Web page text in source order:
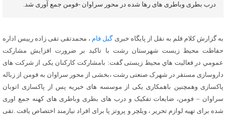
درب بطری وباطری های رها شده در محور سراوان -فومن جمع آوری شد.
به گزارش کلام قلم به نقل از پایگاه خبریگیل فام ، محمدتقی تقی زاده رییس اداره
حفاظت محیط زیست شهرستان رشت با تاکید بر ضرورت افزايش مشاركت
عمومي در فعاليت هاي محیط زیستی گفت: بامشارکت کارکنان یکی از شرکت های
داروسازی مستقر در شهرک صنعتی رشت ،بخشی از محور سراوان به فومن از زباله
پاکسازی وهمچنین باهمکاری یکی از موسسه های خیریه پس از پاکسازی اتوبان
سراوان – فومن، ضایعات تفکیک و درب های بطری وباطری های کهنه جمع اوری
شده برای تهیه لوازم تحریر ، ویلچر و پروتز پا برای افراد نیازمند اختصاص یافت .تقی